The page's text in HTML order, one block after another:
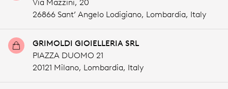
Via Mazzini, 20
26866 Sant’ Angelo Lodigiano, Lombardia, Italy
GRIMOLDI GIOIELLERIA SRL
PIAZZA DUOMO 21
20121 Milano, Lombardia, Italy